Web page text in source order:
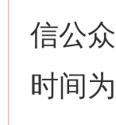
信公
时间